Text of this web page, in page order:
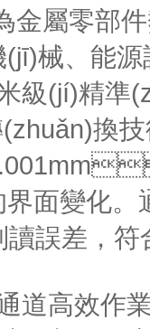
金屬零部
(jī)械、能
級(jí)精準
換技
面變化
讀誤差，
道高效作